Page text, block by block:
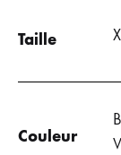
Taille
Couleur